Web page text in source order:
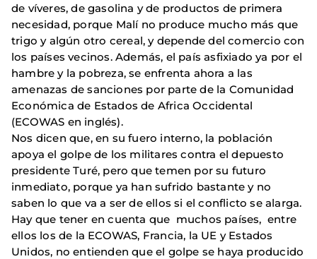
de víveres, de gasolina y de productos de primera
necesidad, porque Malí no produce mucho más que
trigo y algún otro cereal, y depende del comercio con
los países vecinos. Además, el país asfixiado ya por el
hambre y la pobreza, se enfrenta ahora a las
amenazas de sanciones por parte de la Comunidad
Económica de Estados de Africa Occidental
(ECOWAS en inglés).
Nos dicen que, en su fuero interno, la población
apoya el golpe de los militares contra el depuesto
presidente Turé, pero que temen por su futuro
inmediato, porque ya han sufrido bastante y no
saben lo que va a ser de ellos si el conflicto se alarga.
Hay que tener en cuenta que muchos países, entre
ellos los de la ECOWAS, Francia, la UE y Estados
Unidos, no entienden que el golpe se haya producido